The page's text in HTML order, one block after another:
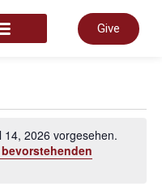
Give
14, 2026 vorgesehen.